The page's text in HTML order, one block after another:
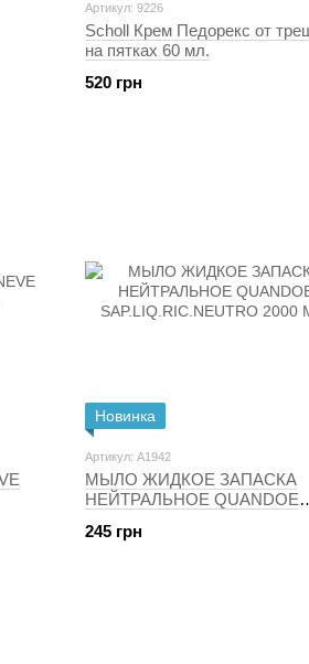
Артикул: 9226
Scholl Крем Педорекс от
на пятках 60 мл.
520 грн
Новинка
Артикул: A1942
МЫЛО ЖИДКОЕ ЗАПАСКА
НЕЙТРАЛЬНОЕ QUANDOE
245 грн